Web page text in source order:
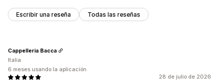
Escribir una reseña Todas las reseñas
28 de julio de 2026
Cappelleria Bacca
Italia
6 meses usando la aplicación